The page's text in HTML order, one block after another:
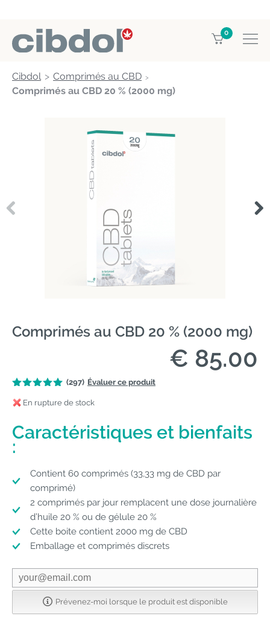
0
Cibdol
Comprimés au CBD
Comprimés au CBD 20 % (2000 mg)
Comprimés au CBD 20 % (2000 mg)
€ 85.00
(297) Évaluer ce produit
En rupture de stock
Caractéristiques et bienfaits
:
Contient 60 comprimés (33,33 mg de CBD par
comprimé)
2 comprimés par jour remplacent une dose journalière
d’huile 20 % ou de gélule 20 %
Cette boite contient 2000 mg de CBD
Emballage et comprimés discrets
Prévenez-moi lorsque le produit est disponible